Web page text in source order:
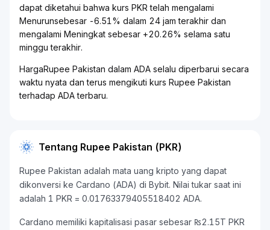
dapat diketahui bahwa kurs PKR telah mengalami
Menurunsebesar -6.51% dalam 24 jam terakhir dan
mengalami Meningkat sebesar +20.26% selama satu
minggu terakhir.
HargaRupee Pakistan dalam ADA selalu diperbarui secara
waktu nyata dan terus mengikuti kurs Rupee Pakistan
terhadap ADA terbaru.
Tentang Rupee Pakistan (PKR)
Rupee Pakistan adalah mata uang kripto yang dapat
dikonversi ke Cardano (ADA) di Bybit. Nilai tukar saat ini
adalah 1 PKR = 0.01763379405518402 ADA.
Cardano memiliki kapitalisasi pasar sebesar ₨2.15T PKR